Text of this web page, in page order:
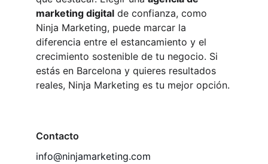
marketing digital de confianza, como
Ninja Marketing, puede marcar la
diferencia entre el estancamiento y el
crecimiento sostenible de tu negocio. Si
estás en Barcelona y quieres resultados
reales, Ninja Marketing es tu mejor opción.
Contacto
info@ninjamarketing.com